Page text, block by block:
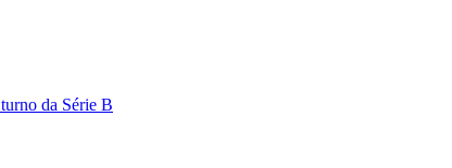
da Série B